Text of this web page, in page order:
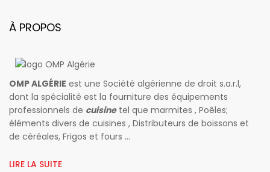
À PROPOS
OMP ALGÉRIE est une Société algérienne de droit s.a.r.l,
dont la spécialité est la fourniture des équipements
professionnels de cuisine tel que marmites , Poêles;
éléments divers de cuisines , Distributeurs de boissons et
de céréales, Frigos et fours ...
LIRE LA SUITE